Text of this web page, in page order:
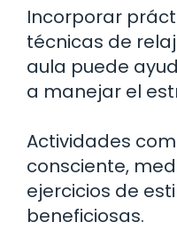
Incorporar
técnicas de
aula puede
a manejar el
Actividades
consciente,
ejercicios de
beneficiosas.